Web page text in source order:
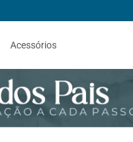
Acessórios